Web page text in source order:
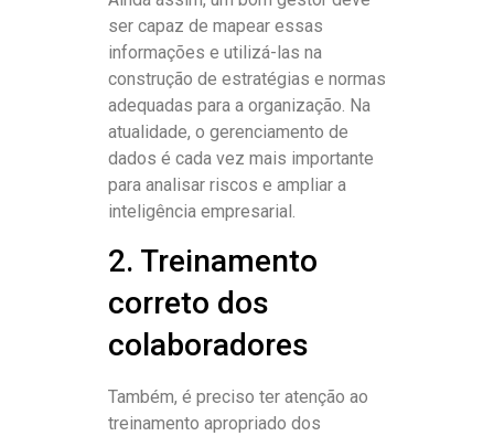
ser capaz de mapear essas
informações e utilizá-las na
construção de estratégias e normas
adequadas para a organização. Na
atualidade, o gerenciamento de
dados é cada vez mais importante
para analisar riscos e ampliar a
inteligência empresarial.
2. Treinamento
correto dos
colaboradores
Também, é preciso ter atenção ao
treinamento apropriado dos